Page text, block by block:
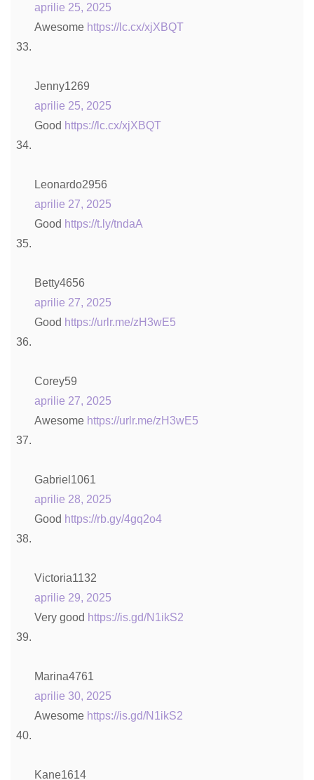
aprilie 25, 2025
Awesome https://lc.cx/xjXBQT
Jenny1269
aprilie 25, 2025
Good https://lc.cx/xjXBQT
Leonardo2956
aprilie 27, 2025
Good https://t.ly/tndaA
Betty4656
aprilie 27, 2025
Good https://urlr.me/zH3wE5
Corey59
aprilie 27, 2025
Awesome https://urlr.me/zH3wE5
Gabriel1061
aprilie 28, 2025
Good https://rb.gy/4gq2o4
Victoria1132
aprilie 29, 2025
Very good https://is.gd/N1ikS2
Marina4761
aprilie 30, 2025
Awesome https://is.gd/N1ikS2
Kane1614